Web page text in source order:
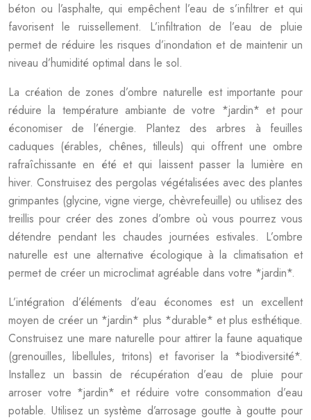
béton ou l’asphalte, qui empêchent l’eau de s’infiltrer et qui
favorisent le ruissellement. L’infiltration de l’eau de pluie
permet de réduire les risques d’inondation et de maintenir un
niveau d’humidité optimal dans le sol.
La création de zones d’ombre naturelle est importante pour
réduire la température ambiante de votre *jardin* et pour
économiser de l’énergie. Plantez des arbres à feuilles
caduques (érables, chênes, tilleuls) qui offrent une ombre
rafraîchissante en été et qui laissent passer la lumière en
hiver. Construisez des pergolas végétalisées avec des plantes
grimpantes (glycine, vigne vierge, chèvrefeuille) ou utilisez des
treillis pour créer des zones d’ombre où vous pourrez vous
détendre pendant les chaudes journées estivales. L’ombre
naturelle est une alternative écologique à la climatisation et
permet de créer un microclimat agréable dans votre *jardin*.
L’intégration d’éléments d’eau économes est un excellent
moyen de créer un *jardin* plus *durable* et plus esthétique.
Construisez une mare naturelle pour attirer la faune aquatique
(grenouilles, libellules, tritons) et favoriser la *biodiversité*.
Installez un bassin de récupération d’eau de pluie pour
arroser votre *jardin* et réduire votre consommation d’eau
potable. Utilisez un système d’arrosage goutte à goutte pour